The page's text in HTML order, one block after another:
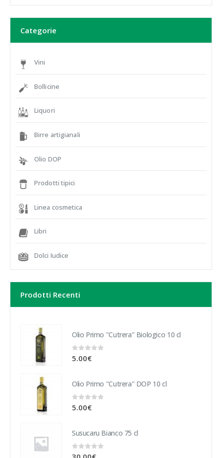
Categorie
Vini
Bollicine
Liquori
Birre artigianali
Olio DOP
Prodotti tipici
Linea cosmetica
Libri
Dolci Iudice
Prodotti Recenti
Olio Primo "Cutrera" Biologico 10 cl
0 Su 5
5.00€
Olio Primo "Cutrera" DOP 10 cl
0 Su 5
5.00€
Susucaru Bianco 75 cl
0Su 5